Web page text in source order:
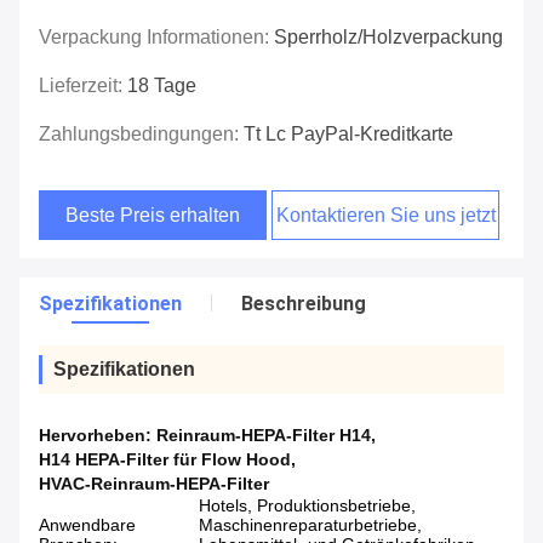
Verpackung Informationen: Sperrholz/Holzverpackung
Lieferzeit: 18 Tage
Zahlungsbedingungen: Tt Lc PayPal-Kreditkarte
Beste Preis erhalten Kontaktieren Sie uns jetzt
Spezifikationen Beschreibung
Spezifikationen
Hervorheben: Reinraum-HEPA-Filter H14,
H14 HEPA-Filter für Flow Hood,
HVAC-Reinraum-HEPA-Filter
Anwendbare
Hotels, Produktionsbetriebe,
Maschinenreparaturbetriebe,